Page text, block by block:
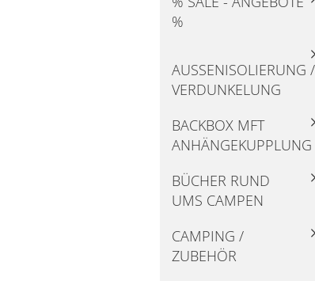
%
AUSSENISOLIERUNG / V
ERDUNKELUNG
BACKBOX MFT
ANHÄNGEKUPPLUNG
BÜCHER RUND
UMS CAMPEN
CAMPING /
ZUBEHÖR